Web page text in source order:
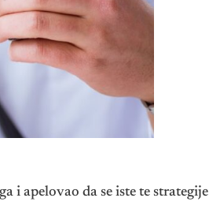
i apelovao da se iste te strategije